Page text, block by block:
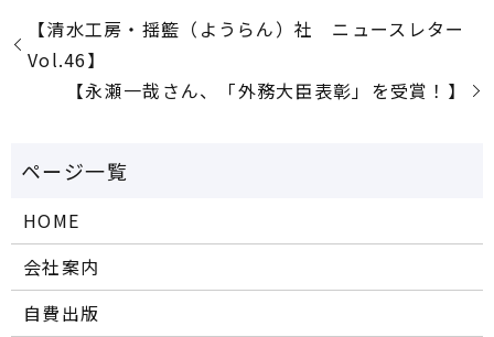
【清水工房・揺籃（ようらん）社 ニュースレター
Vol.46】
【永瀬一哉さん、「外務大臣表彰」を受賞！】
HOME
会社案内
自費出版